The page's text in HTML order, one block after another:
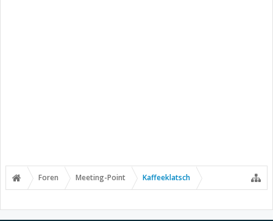
Foren Meeting-Point Kaffeeklatsch